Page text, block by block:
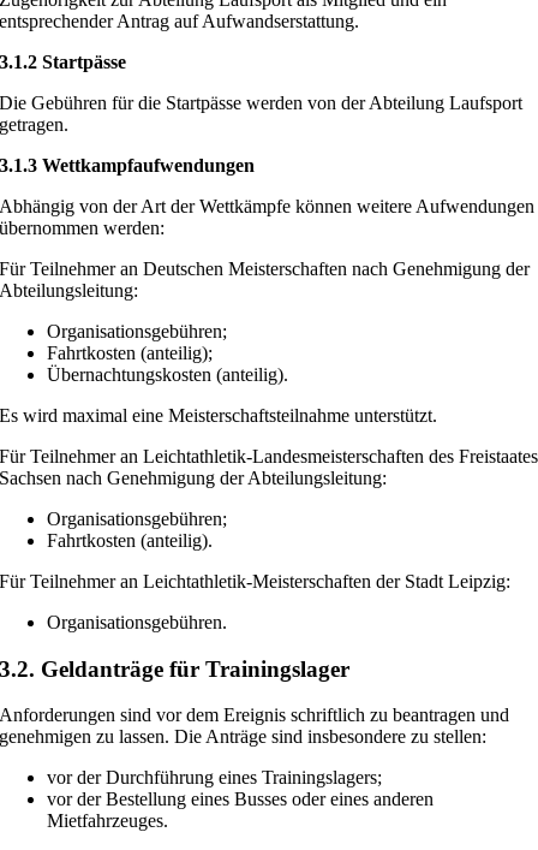
entsprechender Antrag auf Aufwandserstattung.
3.1.2 Startpässe
Die Gebühren für die Startpässe werden von der Abteilung Laufsport
getragen.
3.1.3 Wettkampfaufwendungen
Abhängig von der Art der Wettkämpfe können weitere Aufwendungen
übernommen werden:
Für Teilnehmer an Deutschen Meisterschaften nach Genehmigung der
Abteilungsleitung:
Organisationsgebühren;
Fahrtkosten (anteilig);
Übernachtungskosten (anteilig).
Es wird maximal eine Meisterschaftsteilnahme unterstützt.
Für Teilnehmer an Leichtathletik-Landesmeisterschaften des Freistaates
Sachsen nach Genehmigung der Abteilungsleitung:
Organisationsgebühren;
Fahrtkosten (anteilig).
Für Teilnehmer an Leichtathletik-Meisterschaften der Stadt Leipzig:
Organisationsgebühren.
3.2. Geldanträge für Trainingslager
Anforderungen sind vor dem Ereignis schriftlich zu beantragen und
genehmigen zu lassen. Die Anträge sind insbesondere zu stellen:
vor der Durchführung eines Trainingslagers;
vor der Bestellung eines Busses oder eines anderen
Mietfahrzeuges.